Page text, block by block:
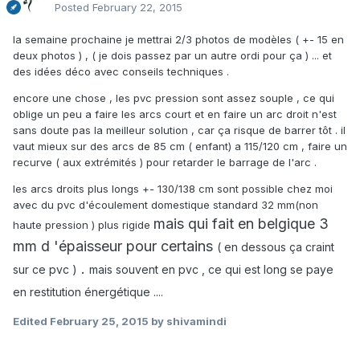
Posted February 22, 2015
la semaine prochaine je mettrai 2/3 photos de modèles ( +- 15 en
deux photos ) , ( je dois passez par un autre ordi pour ça ) ... et
des idées déco avec conseils techniques .
encore une chose , les pvc pression sont assez souple , ce qui
oblige un peu a faire les arcs court et en faire un arc droit n'est
sans doute pas la meilleur solution , car ça risque de barrer tôt . il
vaut mieux sur des arcs de 85 cm ( enfant) a 115/120 cm , faire un
recurve ( aux extrémités ) pour retarder le barrage de l'arc .
les arcs droits plus longs +- 130/138 cm sont possible chez moi
avec du pvc d'écoulement domestique standard 32 mm(non
haute pression ) plus rigide mais qui fait en belgique 3
mm d 'épaisseur pour certains ( en dessous ça craint
sur ce pvc ) . mais souvent en pvc , ce qui est long se paye
en restitution énergétique ....
Edited February 25, 2015 by shivamindi